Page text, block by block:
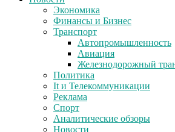
Экономика
Финансы и Бизнес
Транспорт
Автопромышленность
Авиация
Железнодорожный
Политика
It и Телекоммуникации
Реклама
Спорт
Аналитические обзоры
Новости